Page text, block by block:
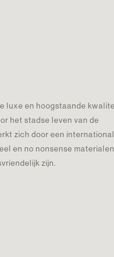
luxe en hoogstaande
het stadse leven van de
zich door een
en no nonsense
zijn.